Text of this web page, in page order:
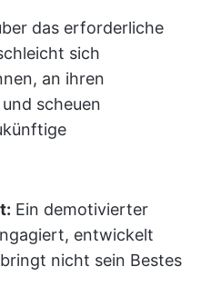
das erforderliche
sich
an ihren
scheuen
Ein demotivierter
entwickelt
nicht sein Bestes